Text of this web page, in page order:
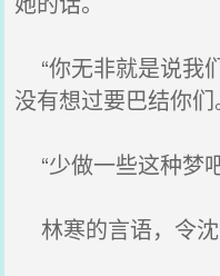
“你无非就是说我
没有想过要巴结你们
“少做一些这种梦
林寒的言语，令沈